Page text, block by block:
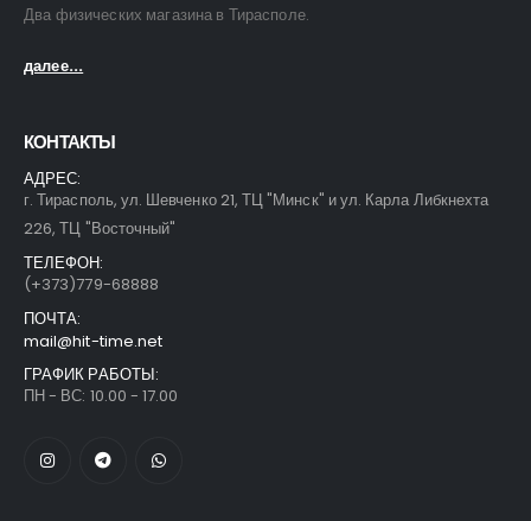
Два физических магазина в Тирасполе.
далее...
КОНТАКТЫ
АДРЕС:
г. Тирасполь, ул. Шевченко 21, ТЦ "Минск" и ул. Карла Либкнехта
226, ТЦ "Восточный"
ТЕЛЕФОН:
(+373)779-68888
ПОЧТА:
mail@hit-time.net
ГРАФИК РАБОТЫ:
ПН - ВС: 10.00 - 17.00